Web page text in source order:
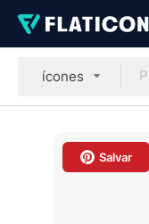
ícones
Salvar